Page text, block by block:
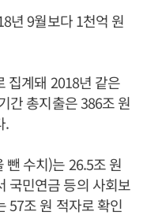
년 9월보다 1천억 원
집계돼 2018년 같은
간 총지출은 386조 원
.
뺀 수치)는 26.5조 원
국민연금 등의 사회보
57조 원 적자로 확인